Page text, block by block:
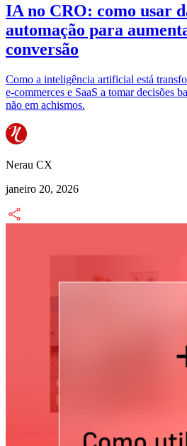
IA no CRO: como usar
automação para
conversão
Como a inteligência artificial está
e-commerces e SaaS a tomar decisões
não em achismos.
Nerau CX
janeiro 20, 2026